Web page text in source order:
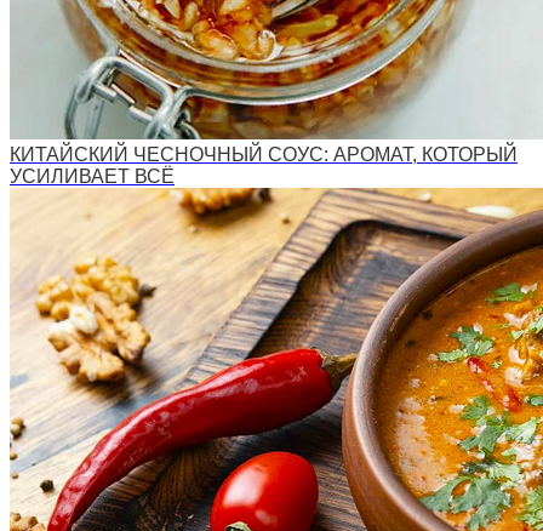
КИТАЙСКИЙ ЧЕСНОЧНЫЙ СОУС: АРОМАТ, КОТОРЫЙ
УСИЛИВАЕТ ВСЁ